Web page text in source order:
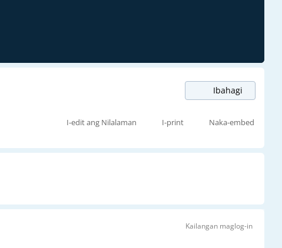
Ibahagi
I-edit ang Nilalaman I-print Naka-embed
Kailangan maglog-in